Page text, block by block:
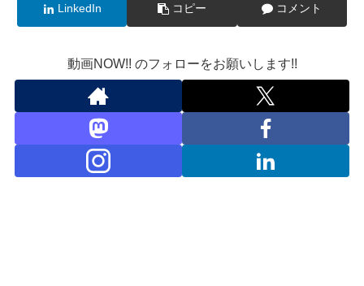
LinkedIn コピー コメント
動画NOW!! のフォローをお願いします!!